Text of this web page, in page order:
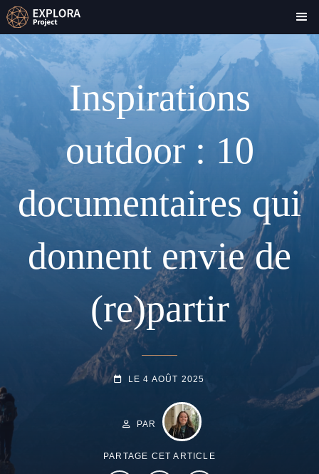
Inspirations
outdoor : 10
documentaires qui
donnent envie de
(re)partir
POSTED-
LE4 AOÛT 2025
PAR
PARTAGE CET ARTICLE